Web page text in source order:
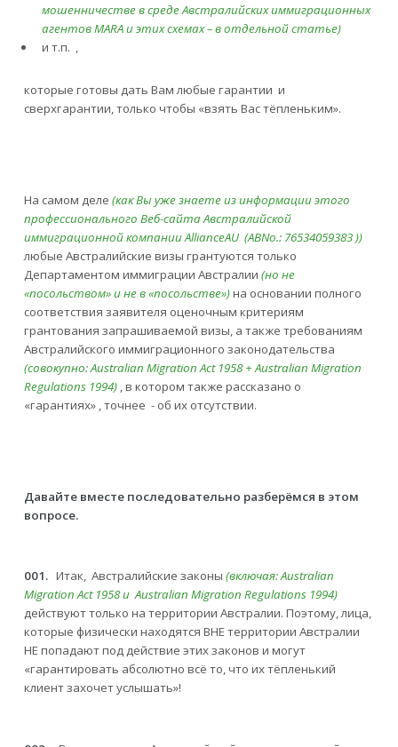
мошенничестве в среде Австралийских иммиграционных
агентовMARAи этих схемах – в отдельной статье)
и т.п. ,
которые готовы дать Вам любые гарантии и
сверхгарантии, только чтобы «взять Вас тёпленьким».
На самом деле (как Вы уже знаете из информации этого
профессионального Веб-сайта Австралийской
иммиграционной компанииAllianceAU(ABNo.: 76534059383 ))
любые Австралийские визы грантуются только
Департаментом иммиграции Австралии (но не
«посольством» и не в «посольстве»)на основании полного
соответствия заявителя оценочным критериям
грантования запрашиваемой визы, а также требованиям
Австралийского иммиграционного законодательства
(совокупно:Australian Migration Act1958 + Australian Migration
Regulations1994) , в котором также рассказано о
«гарантиях» , точнее - об их отсутствии.
Давайте вместе последовательно разберёмся в этом
вопросе.
001.Итак, Австралийские законы (включая:Australian
MigrationAct1958 и Australian Migration Regulations1994)
действуют только на территории Австралии. Поэтому, лица,
которые физически находятся ВНЕ территории Австралии
НЕ попадают под действие этих законов и могут
«гарантировать абсолютно всё то, что их тёпленький
клиент захочет услышать»!